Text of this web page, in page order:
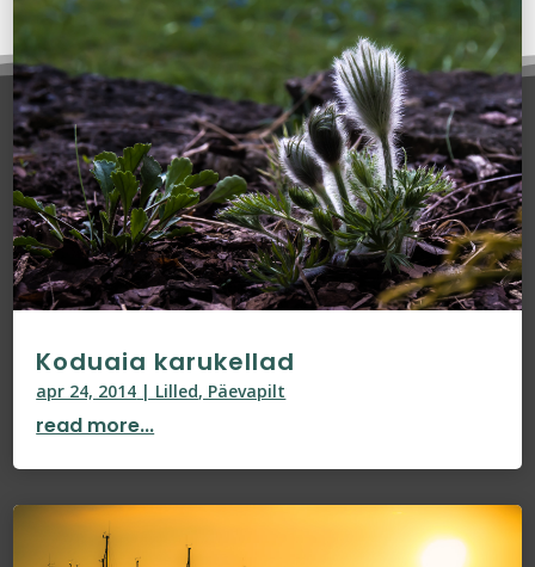
Koduaia karukellad
apr 24, 2014 | Lilled, Päevapilt
read more...